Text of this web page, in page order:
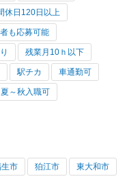
休日120日以上
も応募可能
残業月10ｈ以下
駅チカ 車通勤可
夏～秋入職可
市 狛江市 東大和市